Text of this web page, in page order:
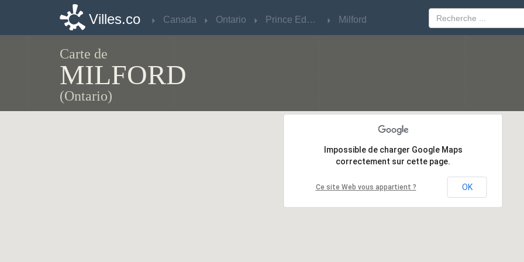
Villes.co Canada Ontario Prince Edward Milford
Carte de
MILFORD
(Ontario)
Impossible de charger Google Maps
correctement sur cette page.
Ce site Web vous appartient ? OK
Impossible de charger Google Maps
correctement sur cette page.
Ce site Web vous appartient ? OK
Villes.co Canada Ontario Prince Edward Milford